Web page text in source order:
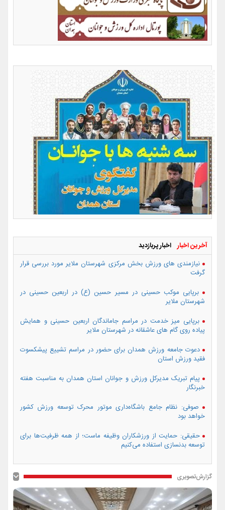
آخرین اخبار اخبار پربازدید
نیازمندی های ورزش بخش مرکزی شهرستان ملایر مورد بررسی قرار
گرفت
برپایی موکب حسینی در مسیر حسین (ع) در اربعین حسینی در
شهرستان ملایر
برپایی میز خدمت در مراسم جاماندگان اربعین حسینی و همایش
پیاده روی گام های عاشقانه در شهرستان ملایر
دعوت جامعه ورزش همدان برای حضور در مراسم تشییع پیشکسوت
فقید ورزش استان
پیام تبریک مدیرکل ورزش و جوانان استان همدان به مناسبت هفته
خبرنگار
صوفی: نظام جامع باشگاه‌داری موتور محرک توسعه ورزش کشور
خواهد بود
حقیقی: حمایت از ورزشکاران وظیفه ماست؛ از همه ظرفیت‌ها برای
توسعه بدنسازی استفاده می‌کنیم
گزارش‌تصویری